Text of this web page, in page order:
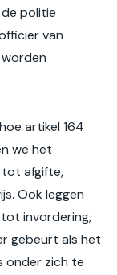
politie
van
artikel 164
we het
tot afgifte,
Ook leggen
invordering,
gebeurt als het
onder zich te